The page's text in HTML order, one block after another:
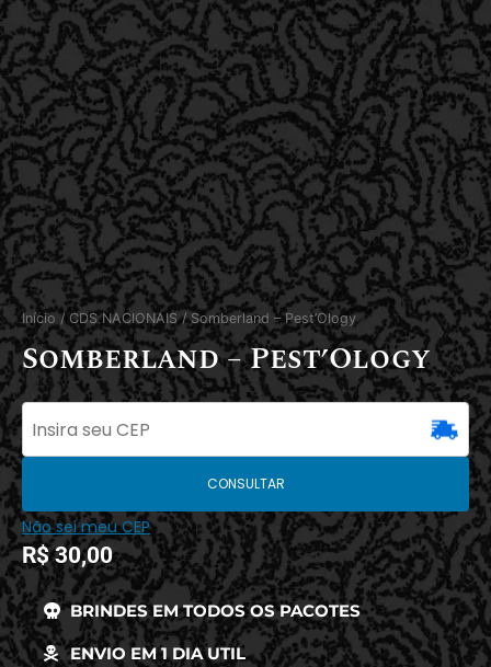
Início/ CDS NACIONAIS/ Somberland – Pest’Ology
Somberland – Pest’Ology
CONSULTAR
Não sei meu CEP
R$30,00
BRINDES EM TODOS OS PACOTES
ENVIO EM 1 DIA UTIL